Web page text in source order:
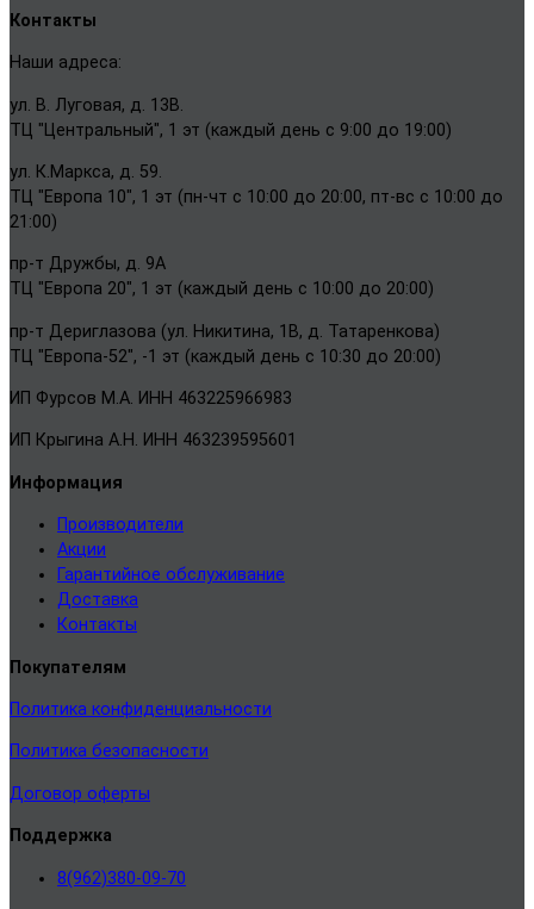
Контакты
Наши адреса:
ул. В. Луговая, д. 13В.
ТЦ "Центральный", 1 эт (каждый день с 9:00 до 19:00)
ул. К.Маркса, д. 59.
ТЦ "Европа 10", 1 эт (пн-чт с 10:00 до 20:00, пт-вс с 10:00 до
21:00)
пр-т Дружбы, д. 9А
ТЦ "Европа 20", 1 эт (каждый день с 10:00 до 20:00)
пр-т Дериглазова (ул. Никитина, 1В, д. Татаренкова)
ТЦ "Европа-52", -1 эт (каждый день с 10:30 до 20:00)
ИП Фурсов М.А. ИНН 463225966983
ИП Крыгина А.Н. ИНН 463239595601
Информация
Производители
Акции
Гарантийное обслуживание
Доставка
Контакты
Покупателям
Политика конфиденциальности
Политика безопасности
Договор оферты
Поддержка
8(962)380-09-70